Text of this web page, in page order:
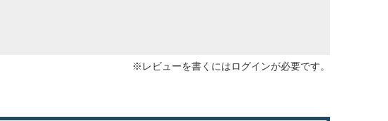
※レビューを書くにはログインが必要です。